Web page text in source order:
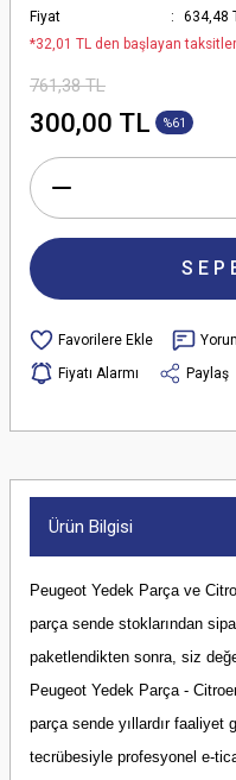
Fiyat
634,48
*32,01 TL den başlayan
761,38 TL
300,00 TL %61
Fiyatı Alarmı
Paylaş
Ürün Bilgisi
Peugeot Yedek Parça ve
parça sende stoklarından
paketlendikten sonra, siz
Peugeot Yedek Parça -
parça sende yıllardır
tecrübesiyle profesyonel e-